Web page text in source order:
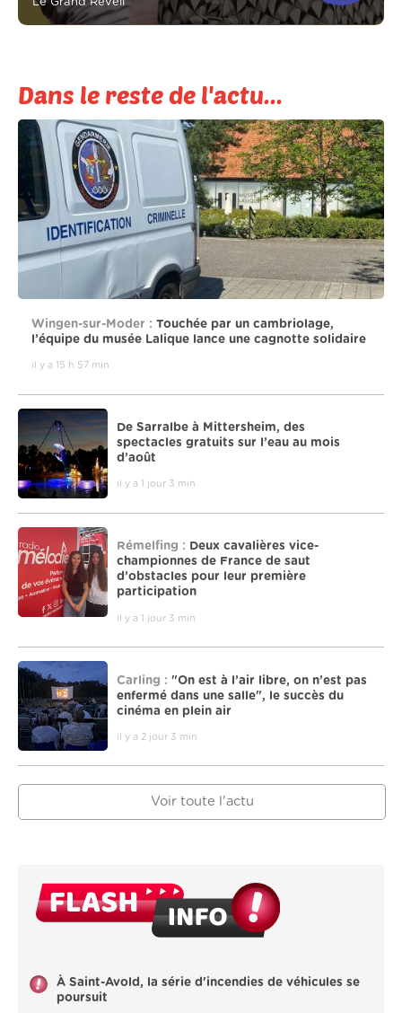
Dans le reste de l'actu...
Wingen-sur-Moder : Touchée par un cambriolage,
l’équipe du musée Lalique lance une cagnotte solidaire
il y a 15 h 57 min
De Sarralbe à Mittersheim, des
spectacles gratuits sur l’eau au mois
d’août
il y a 1 jour 3 min
Rémelfing : Deux cavalières vice-
championnes de France de saut
d’obstacles pour leur première
participation
il y a 1 jour 3 min
Carling : "On est à l’air libre, on n’est pas
enfermé dans une salle", le succès du
cinéma en plein air
il y a 2 jour 3 min
Voir toute l'actu
À Saint-Avold, la série d'incendies de véhicules se
poursuit